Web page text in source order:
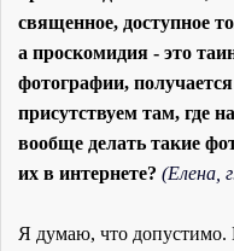
священное, доступное
а проскомидия - это
фотографии,
присутствуем там, где
вообще делать такие
их в интернете? (Елена,
Я думаю, что